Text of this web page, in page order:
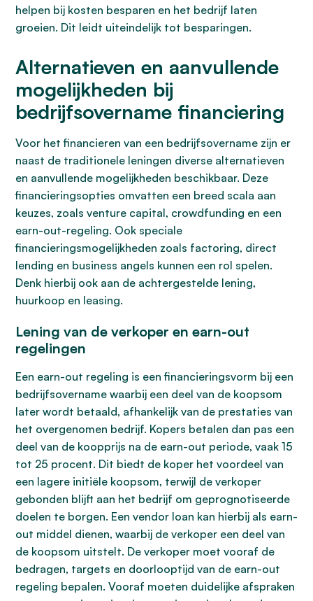
helpen bij kosten besparen en het bedrijf laten
groeien. Dit leidt uiteindelijk tot besparingen.
Alternatieven en aanvullende
mogelijkheden bij
bedrijfsovername financiering
Voor het financieren van een bedrijfsovername zijn er
naast de traditionele leningen diverse alternatieven
en aanvullende mogelijkheden beschikbaar. Deze
financieringsopties omvatten een breed scala aan
keuzes, zoals venture capital, crowdfunding en een
earn-out-regeling. Ook speciale
financieringsmogelijkheden zoals factoring, direct
lending en business angels kunnen een rol spelen.
Denk hierbij ook aan de achtergestelde lening,
huurkoop en leasing.
Lening van de verkoper en earn-out
regelingen
Een earn-out regeling is een financieringsvorm bij een
bedrijfsovername waarbij een deel van de koopsom
later wordt betaald, afhankelijk van de prestaties van
het overgenomen bedrijf. Kopers betalen dan pas een
deel van de koopprijs na de earn-out periode, vaak 15
tot 25 procent. Dit biedt de koper het voordeel van
een lagere initiële koopsom, terwijl de verkoper
gebonden blijft aan het bedrijf om geprognotiseerde
doelen te borgen. Een vendor loan kan hierbij als earn-
out middel dienen, waarbij de verkoper een deel van
de koopsom uitstelt. De verkoper moet vooraf de
bedragen, targets en doorlooptijd van de earn-out
regeling bepalen. Vooraf moeten duidelijke afspraken